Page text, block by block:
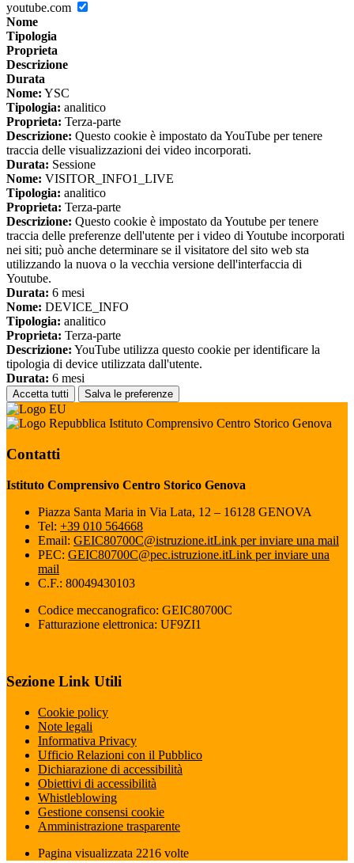
youtube.com
Nome
Tipologia
Proprieta
Descrizione
Durata
Nome: YSC
Tipologia: analitico
Proprieta: Terza-parte
Descrizione: Questo cookie è impostato da YouTube per tenere
traccia delle visualizzazioni dei video incorporati.
Durata: Sessione
Nome: VISITOR_INFO1_LIVE
Tipologia: analitico
Proprieta: Terza-parte
Descrizione: Questo cookie è impostato da Youtube per tenere
traccia delle preferenze dell'utente per i video di Youtube incorporati
nei siti; può anche determinare se il visitatore del sito web sta
utilizzando la nuova o la vecchia versione dell'interfaccia di
Youtube.
Durata: 6 mesi
Nome: DEVICE_INFO
Tipologia: analitico
Proprieta: Terza-parte
Descrizione: YouTube utilizza questo cookie per identificare la
tipologia di device utilizzata dall'utente.
Durata: 6 mesi
Accetta tutti Salva le preferenze
Istituto Comprensivo Centro Storico Genova
Contatti
Istituto Comprensivo Centro Storico Genova
Piazza Santa Maria in Via Lata, 12 – 16128 GENOVA
Tel: +39 010 564668
Email: GEIC80700C@istruzione.itLink per inviare una mail
PEC: GEIC80700C@pec.istruzione.itLink per inviare una
mail
C.F.: 80049430103
Codice meccanografico: GEIC80700C
Fatturazione elettronica: UF9ZI1
Sezione Link Utili
Cookie policy
Note legali
Informativa Privacy
Ufficio Relazioni con il Pubblico
Dichiarazione di accessibilità
Obiettivi di accessibilità
Whistleblowing
Gestione consensi cookie
Amministrazione trasparente
Pagina visualizzata 2216 volte